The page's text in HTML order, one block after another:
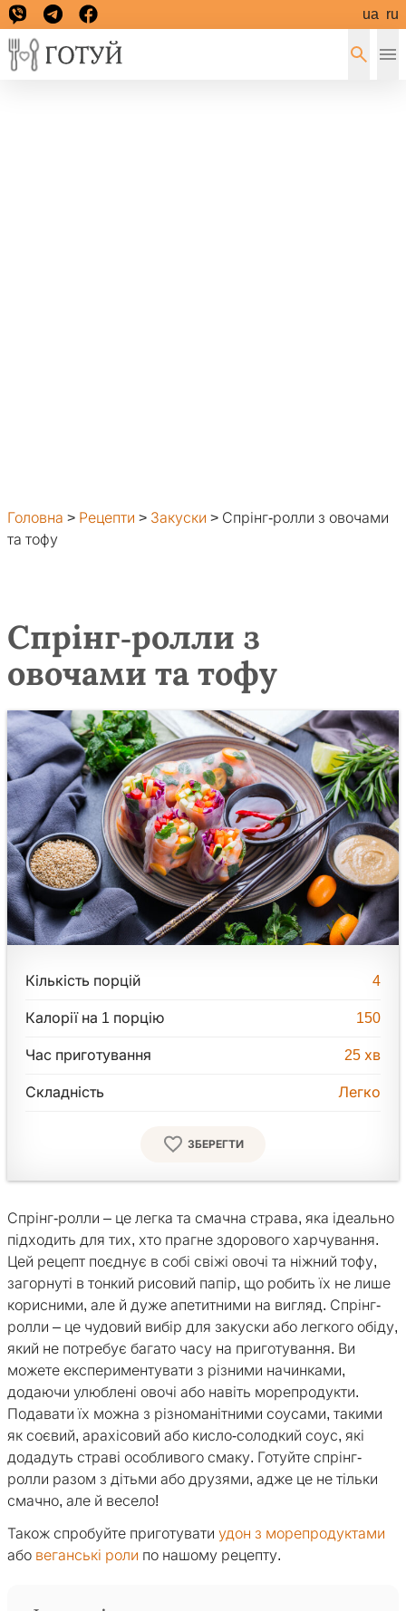
ua ru
Головна > Рецепти > Закуски > Спрінг-ролли з овочами
та тофу
Спрінг-ролли з
овочами та тофу
Кількість порцій 4
Калорії на 1 порцію 150
Час приготування 25 хв
Складність Легко
ЗБЕРЕГТИ
Спрінг-ролли – це легка та смачна страва, яка ідеально
підходить для тих, хто прагне здорового харчування.
Цей рецепт поєднує в собі свіжі овочі та ніжний тофу,
загорнуті в тонкий рисовий папір, що робить їх не лише
корисними, але й дуже апетитними на вигляд. Спрінг-
ролли – це чудовий вибір для закуски або легкого обіду,
який не потребує багато часу на приготування. Ви
можете експериментувати з різними начинками,
додаючи улюблені овочі або навіть морепродукти.
Подавати їх можна з різноманітними соусами, такими
як соєвий, арахісовий або кисло-солодкий соус, які
додадуть страві особливого смаку. Готуйте спрінг-
ролли разом з дітьми або друзями, адже це не тільки
смачно, але й весело!
Також спробуйте приготувати удон з морепродуктами
або веганські роли по нашому рецепту.